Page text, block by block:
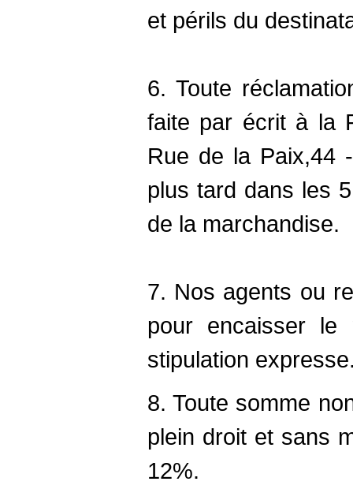
et périls du
6. Toute
faite par écrit à la
Rue de la Paix,44
plus tard dans les
de la marchandise.
7. Nos agents ou
pour encaisser le
stipulation
8. Toute somme
plein droit et sans
12%.